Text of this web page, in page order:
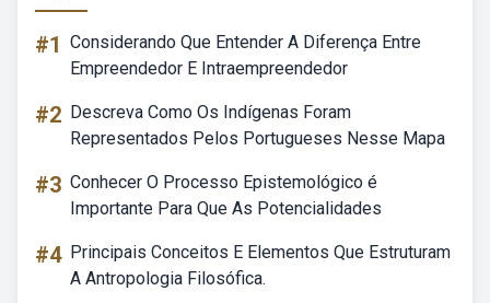
#1 Considerando Que Entender A Diferença Entre
Empreendedor E Intraempreendedor
#2 Descreva Como Os Indígenas Foram
Representados Pelos Portugueses Nesse Mapa
#3 Conhecer O Processo Epistemológico é
Importante Para Que As Potencialidades
#4 Principais Conceitos E Elementos Que Estruturam
A Antropologia Filosófica.